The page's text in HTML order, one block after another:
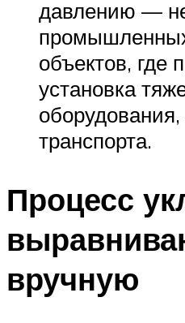
давлению —
объектов, где
установка
транспорта.
Процесс
вручную